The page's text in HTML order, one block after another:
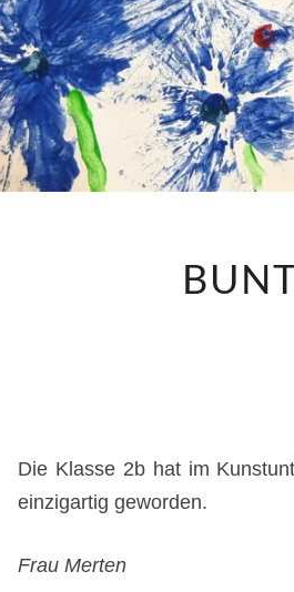
Die Klasse 2b hat im
einzigartig geworden.
Frau Merten